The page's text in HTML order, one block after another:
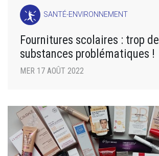
SANTÉ-ENVIRONNEMENT
Fournitures scolaires : trop de
substances problématiques !
MER 17 AOÛT 2022